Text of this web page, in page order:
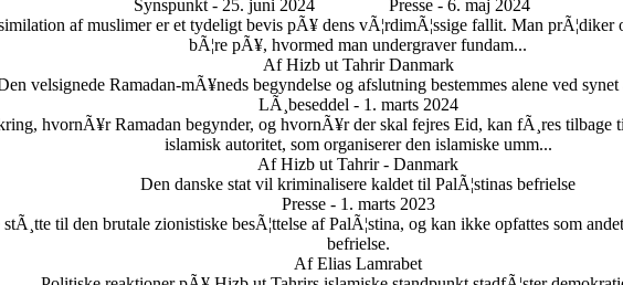
Synspunkt - 25. juni 2024
Presse - 6. maj 2024
af muslimer er et tydeligt bevis pÃ¥ dens vÃ¦rdimÃ¦ssige fallit. Man
bÃ¦re pÃ¥, hvormed man undergraver fundam...
Af Hizb ut Tahrir Danmark
velsignede Ramadan-mÃ¥neds begyndelse og afslutning bestemmes alene ved
LÃ¸beseddel - 1. marts 2024
hvornÃ¥r Ramadan begynder, og hvornÃ¥r der skal fejres Eid, kan fÃ¸res
islamisk autoritet, som organiserer den islamiske umm...
Af Hizb ut Tahrir - Danmark
Den danske stat vil kriminalisere kaldet til PalÃ¦stinas befrielse
Presse - 1. marts 2023
til den brutale zionistiske besÃ¦ttelse af PalÃ¦stina, og kan ikke opfattes som
befrielse.
Af Elias Lamrabet